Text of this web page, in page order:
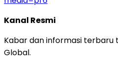
Kanal Resmi
Kabar dan informasi terbaru
Global.